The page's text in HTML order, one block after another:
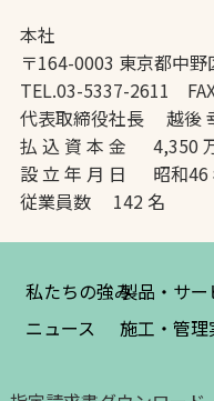
本社
〒164-0003 東京都中
TEL.03-5337-2611
代表取締役社長 越後
払 込 資 本 金 4,350
設 立 年 月 日 昭和46
従業員数 142 名
私たちの強み
ニュース
製品・サー
施工・管理